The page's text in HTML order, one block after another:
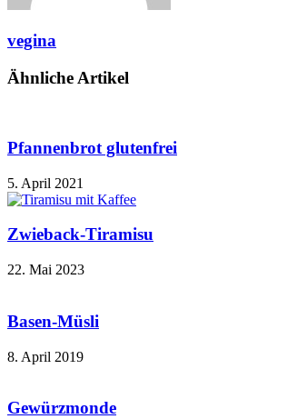
vegina
Ähnliche Artikel
Pfannenbrot glutenfrei
5. April 2021
Zwieback-Tiramisu
22. Mai 2023
Basen-Müsli
8. April 2019
Gewürzmonde